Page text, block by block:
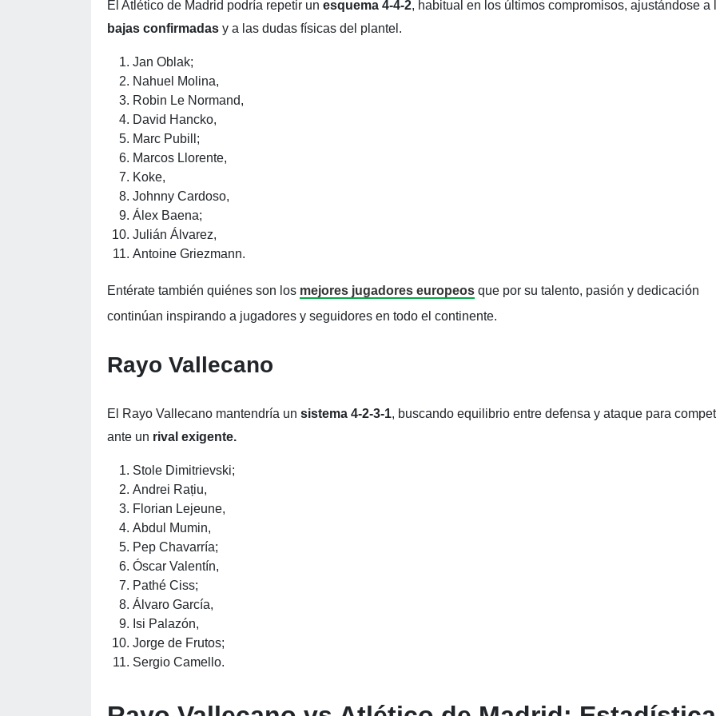
El Atlético de Madrid podría repetir un esquema 4-4-2, habitual en los últimos compromisos, ajustándose a
bajas confirmadas y a las dudas físicas del plantel.
Jan Oblak;
Nahuel Molina,
Robin Le Normand,
David Hancko,
Marc Pubill;
Marcos Llorente,
Koke,
Johnny Cardoso,
Álex Baena;
Julián Álvarez,
Antoine Griezmann.
Entérate también quiénes son los mejores jugadores europeos que por su talento, pasión y dedicación
continúan inspirando a jugadores y seguidores en todo el continente.
Rayo Vallecano
El Rayo Vallecano mantendría un sistema 4-2-3-1, buscando equilibrio entre defensa y ataque para
ante un rival exigente.
Stole Dimitrievski;
Andrei Rațiu,
Florian Lejeune,
Abdul Mumin,
Pep Chavarría;
Óscar Valentín,
Pathé Ciss;
Álvaro García,
Isi Palazón,
Jorge de Frutos;
Sergio Camello.